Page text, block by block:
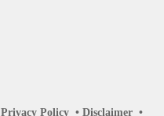
Privacy Policy Disclaimer